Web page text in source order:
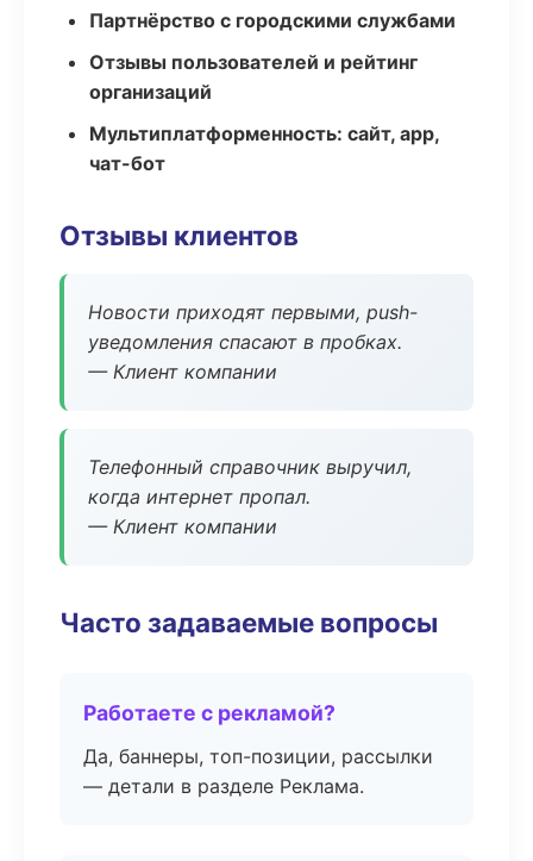
Партнёрство с городскими службами
Отзывы пользователей и рейтинг
организаций
Мультиплатформенность: сайт, app,
чат-бот
Отзывы клиентов
Новости приходят первыми, push-
уведомления спасают в пробках.
— Клиент компании
Телефонный справочник выручил,
когда интернет пропал.
— Клиент компании
Часто задаваемые вопросы
Работаете с рекламой?
Да, баннеры, топ-позиции, рассылки
— детали в разделе Реклама.